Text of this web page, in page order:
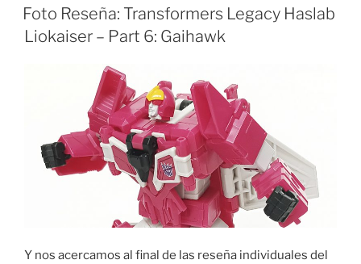
ON
Foto Reseña: Transformers Legacy Haslab
Liokaiser – Part 6: Gaihawk
Y nos acercamos al final de las reseña individuales del